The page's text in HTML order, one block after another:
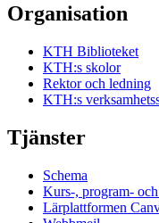
Organisation
KTH Biblioteket
KTH:s skolor
Rektor och ledning
KTH:s
Tjänster
Schema
Kurs-, program-
Lärplattformen